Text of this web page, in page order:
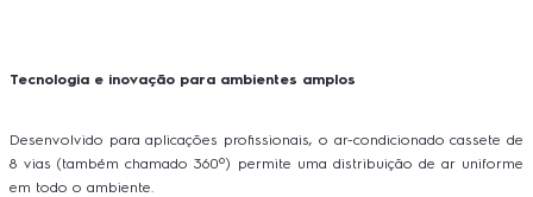
Tecnologia e inovação para ambientes amplos
Desenvolvido para aplicações profissionais, o ar-condicionado cassete de
8 vias (também chamado 360º) permite uma distribuição de ar uniforme
em todo o ambiente.